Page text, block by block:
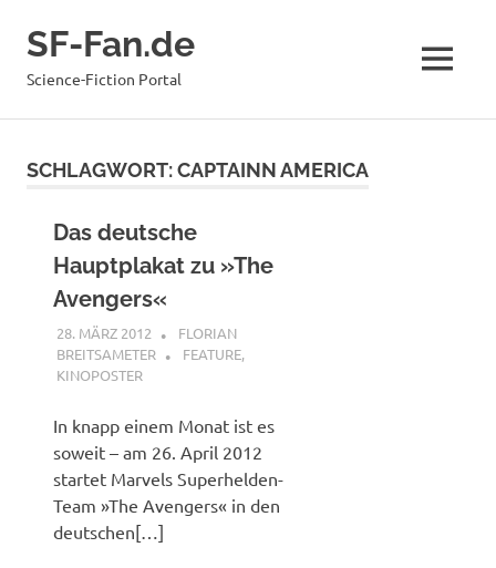
InhaltSF-Fan.de
Science-Fiction Portal MENÜ
SCHLAGWORT:CAPTAINN AMERICA
Das deutsche
Hauptplakat zu »The
Avengers«
28. MÄRZ 2012
FLORIAN
BREITSAMETER
FEATURE,
KINOPOSTER
In knapp einem Monat ist es
soweit – am 26. April 2012
startet Marvels Superhelden-
Team »The Avengers« in den
deutschen[…]